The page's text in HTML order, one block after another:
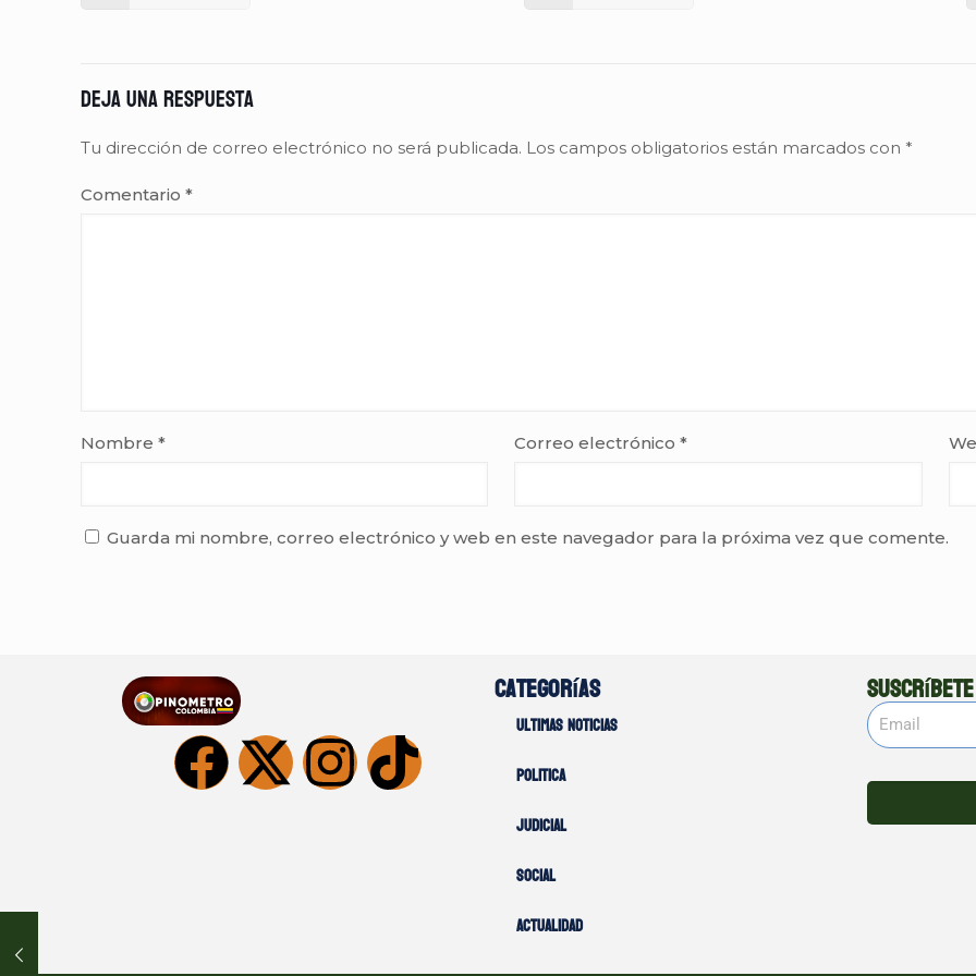
Deja una respuesta
Tu dirección de correo electrónico no será publicada. Los campos obligatorios están marcados con *
Comentario *
Nombre * Correo electrónico*
Guarda mi nombre, correo electrónico y web en este navegador para la próxima vez que comente.
Categorías
Ultimas noticias
Politica
Judicial
Social
Actualidad